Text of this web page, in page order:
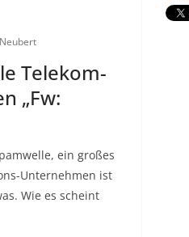
Telekom-
„Fw:
ein großes
Unternehmen ist
Wie es scheint